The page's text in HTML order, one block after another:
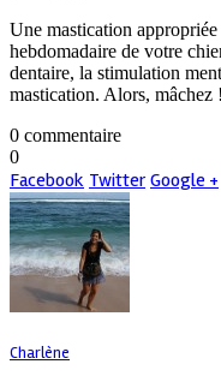
Une mastication
hebdomadaire de votre
dentaire, la stimulation
mastication. Alors, mâchez !
0 commentaire
0
Facebook Twitter Google +
Charlène